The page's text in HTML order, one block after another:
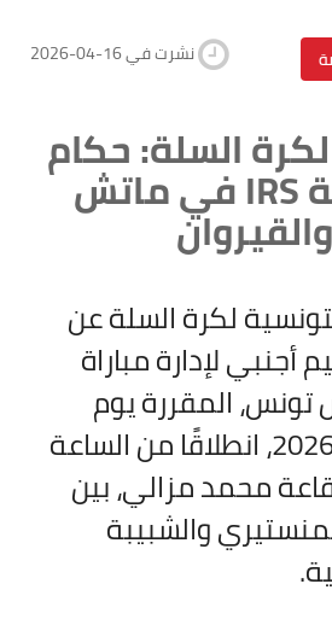
2026-04-16 نشرت في
السلة: حكام
أجانب وتقنية IRS في ماتش
لكرة السلة عن
لإدارة مباراة
المقررة يوم
السبت 18 أفريل 2026، انطلاقًا من الساعة
محمد مزالي، بين
والشبيبة